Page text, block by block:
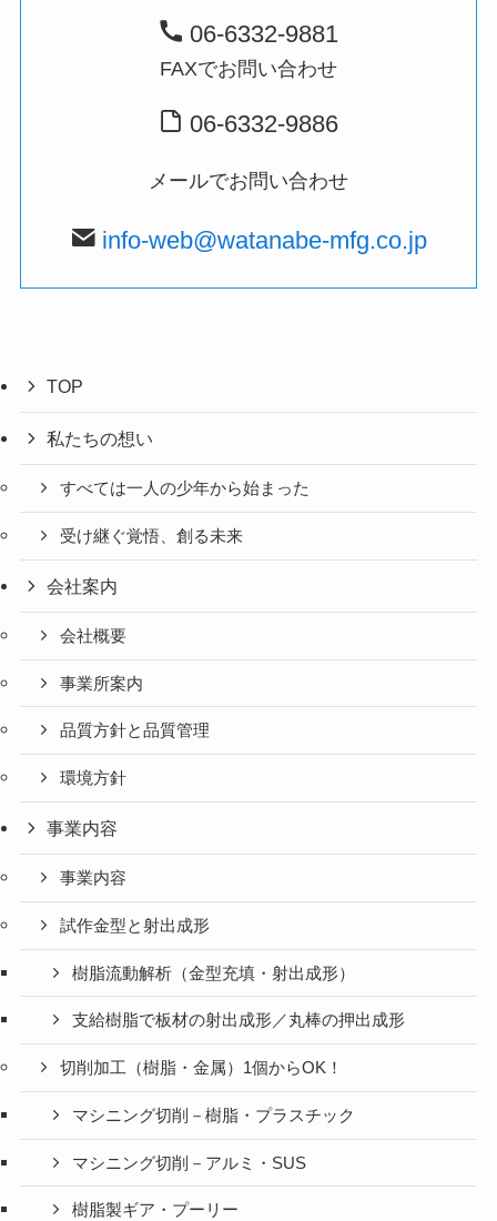
06-6332-9881
FAXでお問い合わせ
06-6332-9886
メールでお問い合わせ
info-web@watanabe-mfg.co.jp
TOP
私たちの想い
すべては一人の少年から始まった
受け継ぐ覚悟、創る未来
会社案内
会社概要
事業所案内
品質方針と品質管理
環境方針
事業内容
事業内容
試作金型と射出成形
樹脂流動解析（金型充填・射出成形）
支給樹脂で板材の射出成形／丸棒の押出成形
切削加工（樹脂・金属）1個からOK！
マシニング切削－樹脂・プラスチック
マシニング切削－アルミ・SUS
樹脂製ギア・プーリー